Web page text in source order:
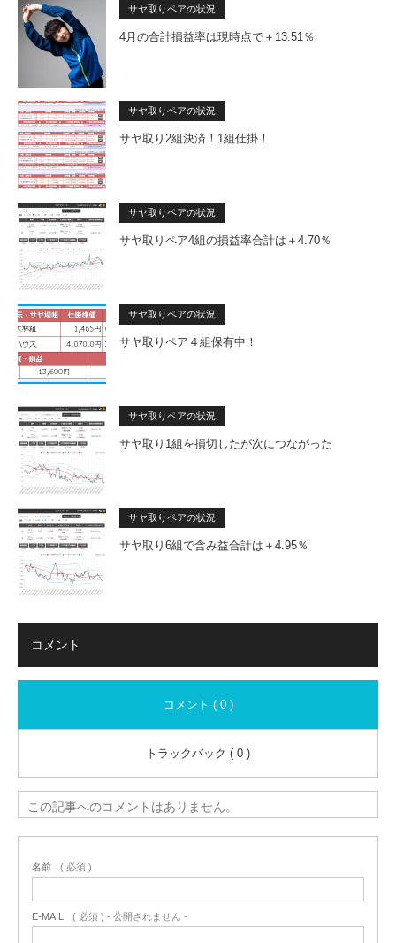
サヤ取りペアの状況
4月の合計損益率は現時点で＋13.51％
サヤ取りペアの状況
サヤ取り2組決済！1組仕掛！
サヤ取りペアの状況
サヤ取りペア4組の損益率合計は＋4.70％
サヤ取りペアの状況
サヤ取りペア４組保有中！
サヤ取りペアの状況
サヤ取り1組を損切したが次につながった
サヤ取りペアの状況
サヤ取り6組で含み益合計は＋4.95％
コメント
コメント ( 0 )
トラックバック ( 0 )
この記事へのコメントはありません。
名前 ( 必須 )
E-MAIL ( 必須 ) - 公開されません -